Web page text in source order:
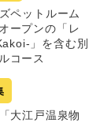
ペットルーム
ープンの「レ
」を含む別
コース
大江戸温泉物